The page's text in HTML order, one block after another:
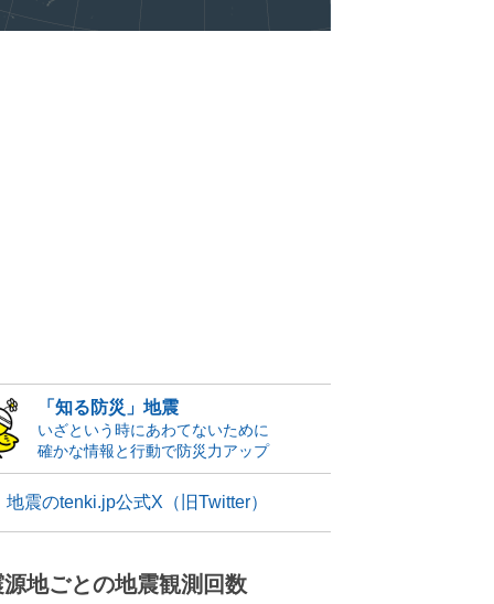
「知る防災」地震
いざという時にあわてないために
確かな情報と行動で防災力アップ
地震のtenki.jp公式X（旧Twitter）
源地ごとの地震観測回数